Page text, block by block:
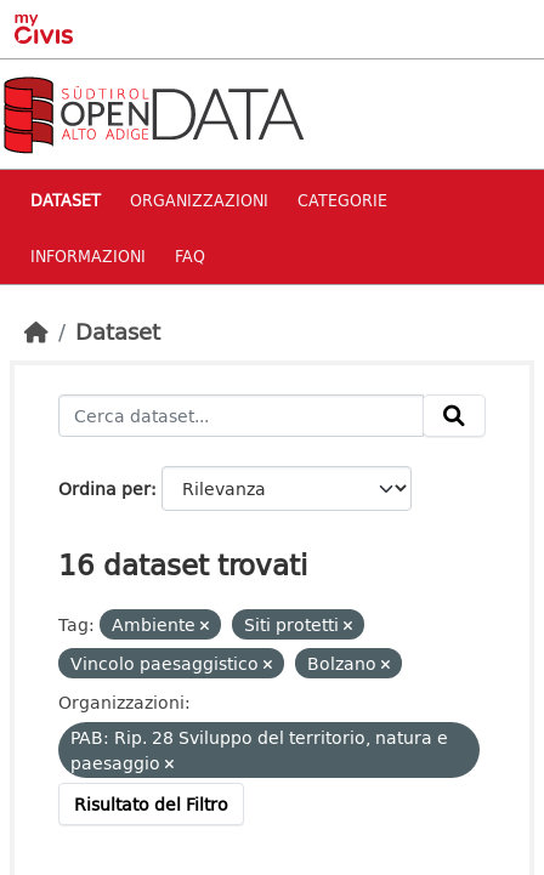
Skip to main content
DATASET ORGANIZZAZIONI CATEGORIE
INFORMAZIONI FAQ
Dataset
Ordina per
16 dataset trovati
Tag: Ambiente
Siti protetti
Vincolo paesaggistico
Bolzano
Organizzazioni:
PAB: Rip. 28 Sviluppo del territorio, natura e
paesaggio
Risultato del Filtro